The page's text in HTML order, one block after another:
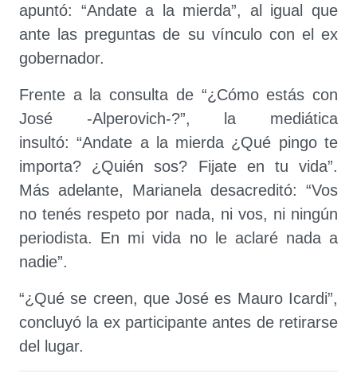
apuntó: “Andate a la mierda”, al igual que
ante las preguntas de su vínculo con el ex
gobernador.
Frente a la consulta de “¿Cómo estás con
José -Alperovich-?”, la mediática
insultó: “Andate a la mierda ¿Qué pingo te
importa? ¿Quién sos? Fijate en tu vida”.
Más adelante, Marianela desacreditó: “Vos
no tenés respeto por nada, ni vos, ni ningún
periodista. En mi vida no le aclaré nada a
nadie”.
“¿Qué se creen, que José es Mauro Icardi”,
concluyó la ex participante antes de retirarse
del lugar.